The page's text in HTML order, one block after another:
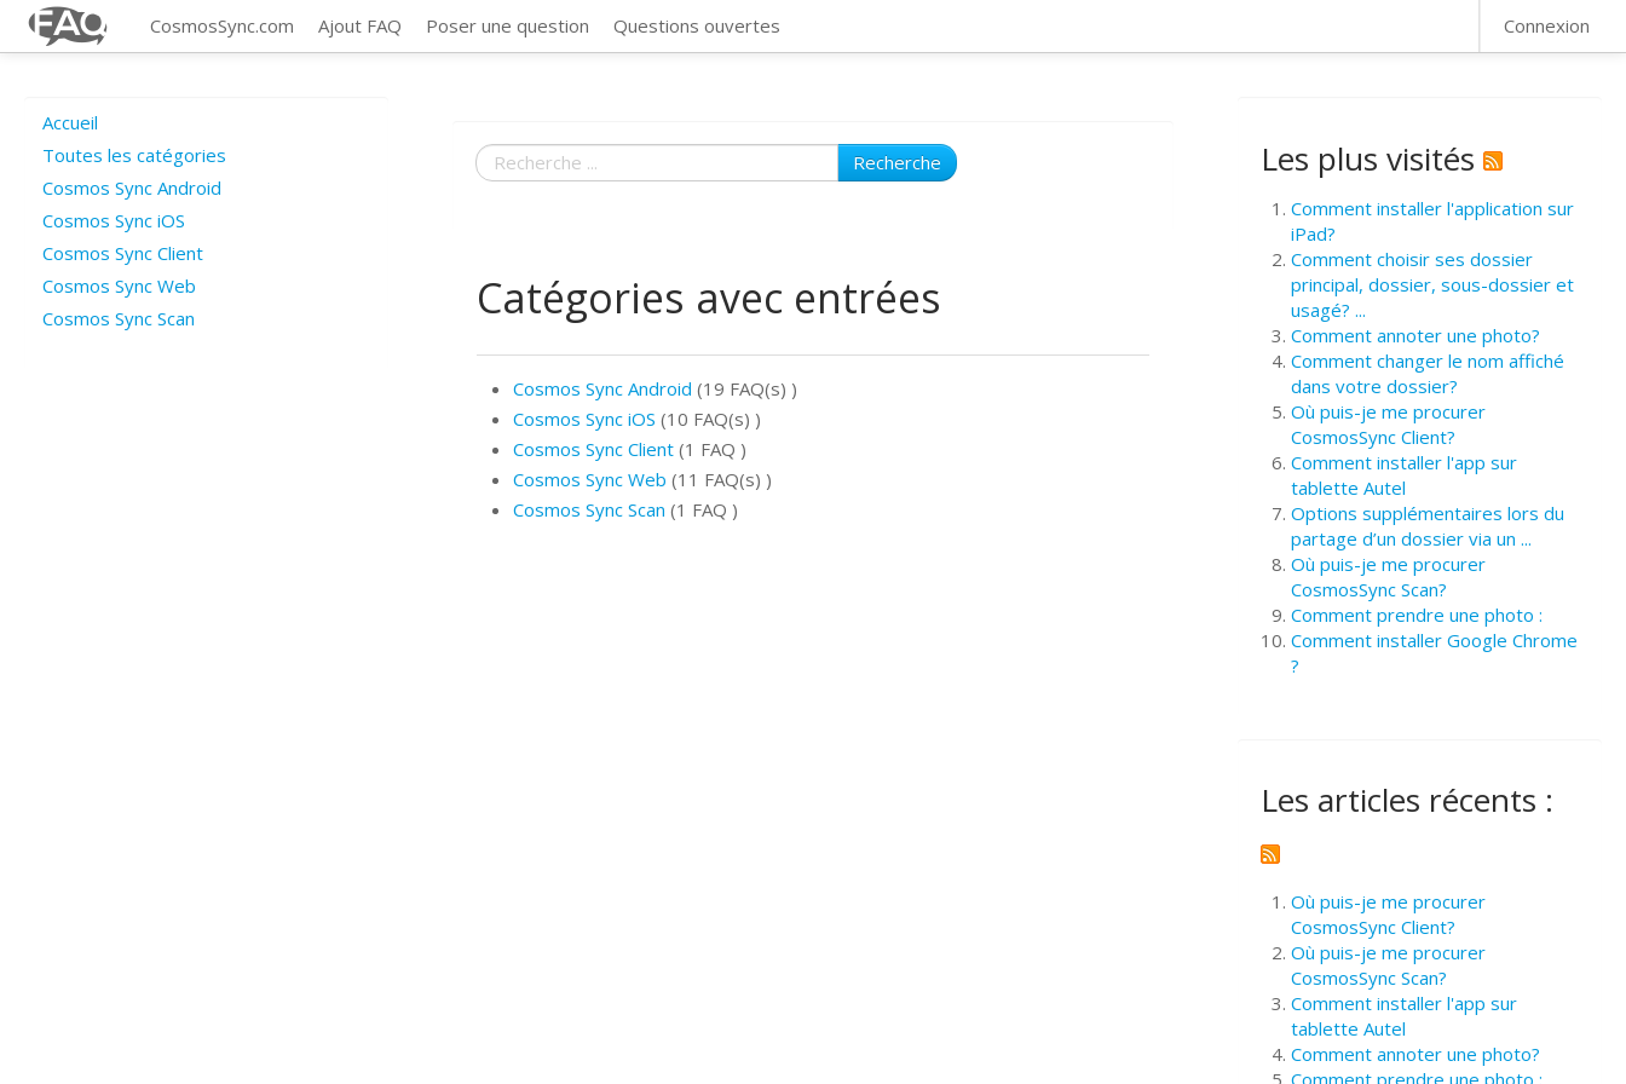
CosmosSync.com Ajout FAQ Poser une question Questions ouvertes Connexion
Accueil
Toutes les catégories
Cosmos Sync Android
Cosmos Sync iOS
Cosmos Sync Client
Cosmos Sync Web
Cosmos Sync Scan
Recherche
Catégories avec entrées
Cosmos Sync Android (19 FAQ(s) )
Cosmos Sync iOS (10 FAQ(s) )
Cosmos Sync Client (1 FAQ )
Cosmos Sync Web (11 FAQ(s) )
Cosmos Sync Scan (1 FAQ )
Les plus visités
Comment installer l'application sur
iPad?
Comment choisir ses dossier
principal, dossier, sous-dossier et
usagé? ...
Comment annoter une photo?
Comment changer le nom affiché
dans votre dossier?
Où puis-je me procurer
CosmosSync Client?
Comment installer l'app sur
tablette Autel
Options supplémentaires lors du
partage d’un dossier via un ...
Où puis-je me procurer
CosmosSync Scan?
Comment prendre une photo :
Comment installer Google Chrome
?
Les articles récents :
Où puis-je me procurer
CosmosSync Client?
Où puis-je me procurer
CosmosSync Scan?
Comment installer l'app sur
tablette Autel
Comment annoter une photo?
Comment prendre une photo :